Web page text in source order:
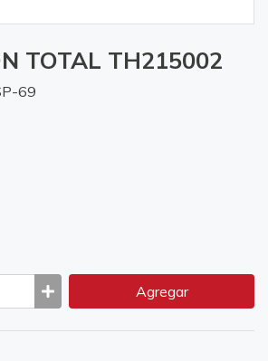
TOTAL TH215002
69
Agregar